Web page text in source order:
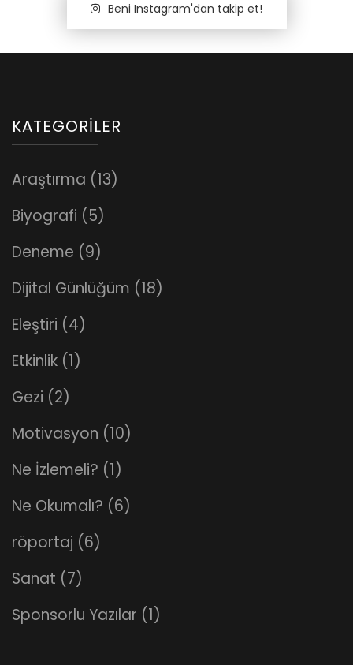
Beni Instagram'dan takip et!
KATEGORILER
Araştırma (13)
Biyografi (5)
Deneme (9)
Dijital Günlüğüm (18)
Eleştiri (4)
Etkinlik (1)
Gezi (2)
Motivasyon (10)
Ne İzlemeli? (1)
Ne Okumalı? (6)
röportaj (6)
Sanat (7)
Sponsorlu Yazılar (1)